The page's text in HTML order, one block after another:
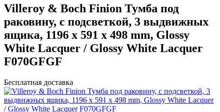
Villeroy & Boch Finion Тумба под
раковину, с подсветкой, 3 выдвижных
ящика, 1196 x 591 x 498 mm, Glossy
White Lacquer / Glossy White Lacquer
F070GFGF
Бесплатная доставка